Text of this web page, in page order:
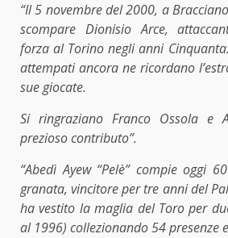
“Il 5 novembre del 2000, a
scompare Dionisio Arce,
forza al Torino negli anni
attempati ancora ne ricordano
sue giocate.
Si ringraziano Franco Ossola e
prezioso contributo”.
“Abedì Ayew “Pelè” compie oggi
granata, vincitore per tre anni del
ha vestito la maglia del Toro per
al 1996) collezionando 54 presenze